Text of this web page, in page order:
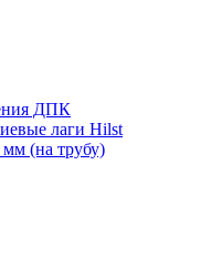
ДПК
лаги Hilst
(на трубу)